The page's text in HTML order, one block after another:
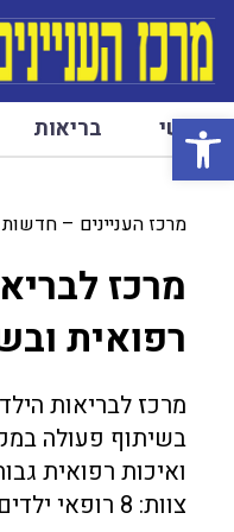
פתח סרגל נגישות
ראשי בריאות
מרכז העניינים –
מרכז
רפואית
מרכז לבריאות
בשיתוף פעולה
צוות: 8 רופאי ילדים מומחים, נוירולוג ומומחה […]